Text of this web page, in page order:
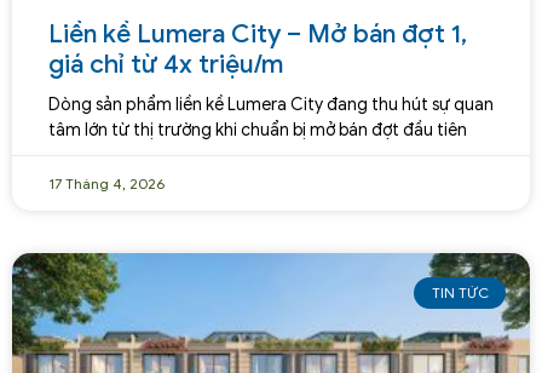
Liền kề Lumera City – Mở bán đợt 1,
giá chỉ từ 4x triệu/m
Dòng sản phẩm liền kề Lumera City đang thu hút sự quan
tâm lớn từ thị trường khi chuẩn bị mở bán đợt đầu tiên
17 Tháng 4, 2026
TIN TỨC